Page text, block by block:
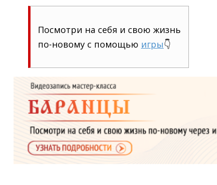
Посмотри на себя и свою жизнь
по-новому с помощью игры👇